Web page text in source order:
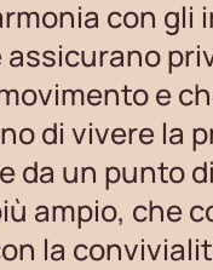
con gli
assicurano
e
di vivere la
da un punto
ampio, che
la